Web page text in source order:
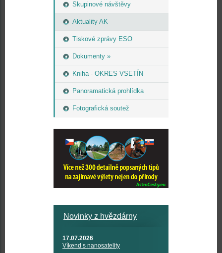
Skupinové návštěvy
Aktuality AK
Tiskové zprávy ESO
Dokumenty »
Kniha - OKRES VSETÍN
Panoramatická prohlídka
Fotografická soutež
Novinky z hvězdárny
17.07.2026
Víkend s nanosatelity